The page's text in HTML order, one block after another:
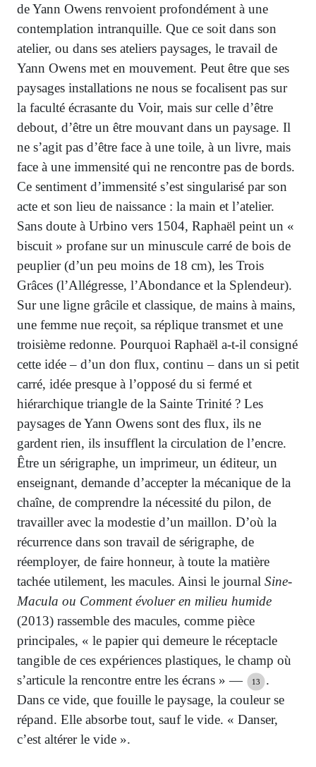
de Yann Owens renvoient profondément à une
contemplation intranquille. Que ce soit dans son
atelier, ou dans ses ateliers paysages, le travail de
Yann Owens met en mouvement. Peut être que ses
paysages installations ne nous se focalisent pas sur
la faculté écrasante du Voir, mais sur celle d’être
debout, d’être un être mouvant dans un paysage. Il
ne s’agit pas d’être face à une toile, à un livre, mais
face à une immensité qui ne rencontre pas de bords.
Ce sentiment d’immensité s’est singularisé par son
acte et son lieu de naissance : la main et l’atelier.
Sans doute à Urbino vers 1504, Raphaël peint un «
biscuit » profane sur un minuscule carré de bois de
peuplier (d’un peu moins de 18 cm), les Trois
Grâces (l’Allégresse, l’Abondance et la Splendeur).
Sur une ligne grâcile et classique, de mains à mains,
une femme nue reçoit, sa réplique transmet et une
troisième redonne. Pourquoi Raphaël a-t-il consigné
cette idée – d’un don flux, continu – dans un si petit
carré, idée presque à l’opposé du si fermé et
hiérarchique triangle de la Sainte Trinité ? Les
paysages de Yann Owens sont des flux, ils ne
gardent rien, ils insufflent la circulation de l’encre.
Être un sérigraphe, un imprimeur, un éditeur, un
enseignant, demande d’accepter la mécanique de la
chaîne, de comprendre la nécessité du pilon, de
travailler avec la modestie d’un maillon. D’où la
récurrence dans son travail de sérigraphe, de
réemployer, de faire honneur, à toute la matière
tachée utilement, les macules. Ainsi le journal Sine-
Macula ou Comment évoluer en milieu humide
(2013) rassemble des macules, comme pièce
principales, « le papier qui demeure le réceptacle
tangible de ces expériences plastiques, le champ où
s’articule la rencontre entre les écrans » —
13
.
Dans ce vide, que fouille le paysage, la couleur se
répand. Elle absorbe tout, sauf le vide. « Danser,
c’est altérer le vide ».